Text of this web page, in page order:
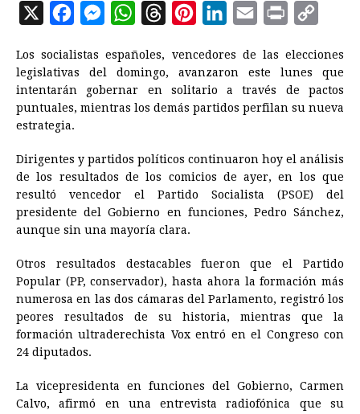
X
c
e
b
o
k
M
s
s
e
g
e
r
W
a
t
s
p
p
e
a
s
n
t
e
e
s
n
k
e
I
n
a
i
l
i
n
t
p
y
L
n
k
Los socialistas españoles, vencedores de las elecciones
legislativas del domingo, avanzaron este lunes que
intentarán gobernar en solitario a través de pactos
puntuales, mientras los demás partidos perfilan su nueva
estrategia.
Dirigentes y partidos políticos continuaron hoy el análisis
de los resultados de los comicios de ayer, en los que
resultó vencedor el Partido Socialista (PSOE) del
presidente del Gobierno en funciones, Pedro Sánchez,
aunque sin una mayoría clara.
Otros resultados destacables fueron que el Partido
Popular (PP, conservador), hasta ahora la formación más
numerosa en las dos cámaras del Parlamento, registró los
peores resultados de su historia, mientras que la
formación ultraderechista Vox entró en el Congreso con
24 diputados.
La vicepresidenta en funciones del Gobierno, Carmen
Calvo, afirmó en una entrevista radiofónica que su